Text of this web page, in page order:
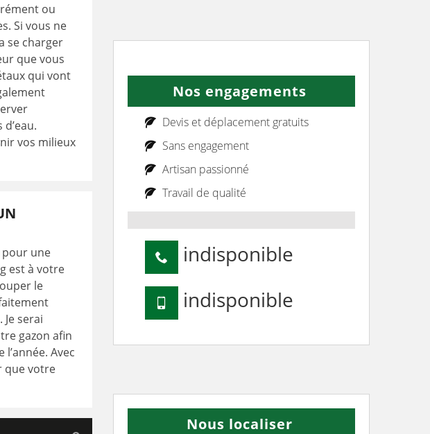
ou
Si vous ne
se charger
que vous
qui vont
vos milieux
pour une
est à votre
le
serai
gazon afin
Avec
que votre
Nos engagements
Devis et déplacement gratuits
Sans engagement
Artisan passionné
Travail de qualité
indisponible
indisponible
Nous localiser